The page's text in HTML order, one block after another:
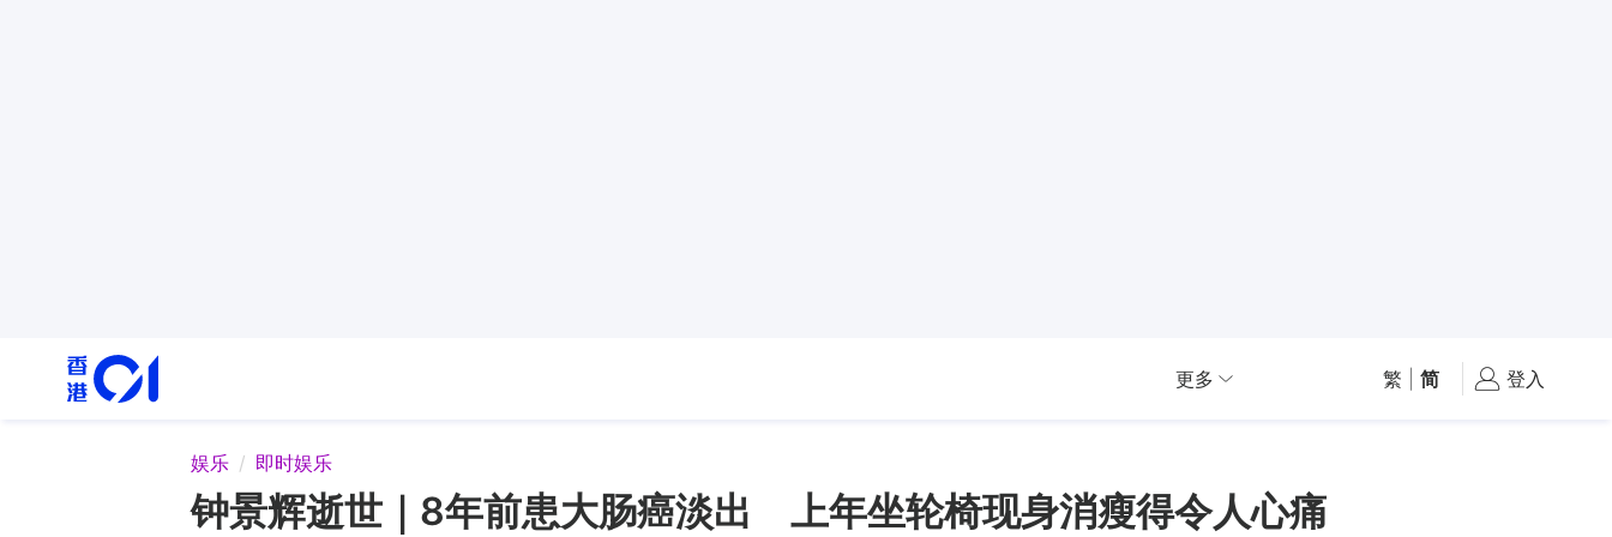
更多 繁 简 登入
娱乐 即时娱乐
钟景辉逝世｜8年前患大肠癌淡出 上年坐轮椅现身消瘦得令人心痛